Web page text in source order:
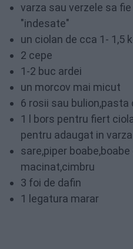
varza sau verzele sa
"indesate"
un ciolan de cca 1- 1,5
2 cepe
1-2 buc ardei
un morcov mai micut
6 rosii sau
1 l bors pentru fiert
pentru adaugat in varza
sare,piper
macinat,cimbru
3 foi de dafin
1 legatura marar